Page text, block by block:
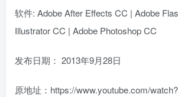
软件: Adobe After Effects CC | Adobe
Illustrator CC | Adobe Photoshop CC
发布日期： 2013年9月28日
原地址：https://www.youtube.com/